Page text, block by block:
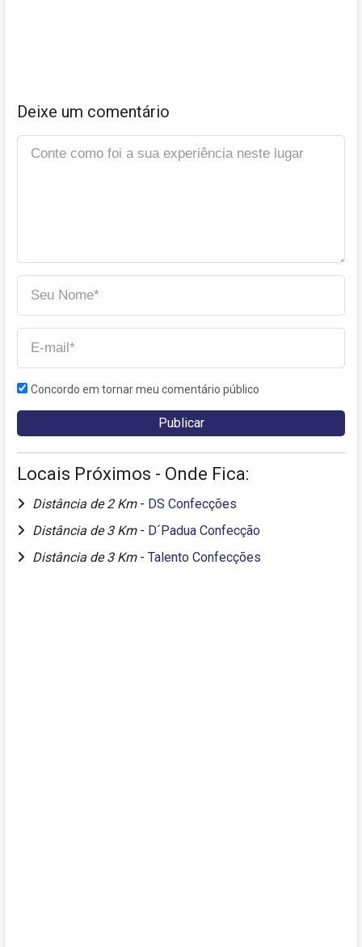
Deixe um comentário
Concordo em tornar meu comentário público
Locais Próximos - Onde Fica:
Distância de 2 Km - DS Confecções
Distância de 3 Km - D´Padua Confecção
Distância de 3 Km - Talento Confecções